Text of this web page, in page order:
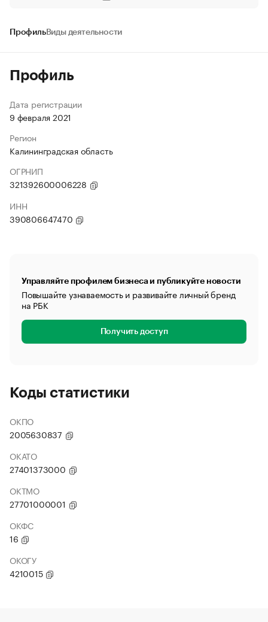
ПрофильВиды деятельности
Профиль
Дата регистрации
9 февраля 2021
Регион
Калининградская область
ОГРНИП
321392600006228
ИНН
390806647470
Управляйте профилем бизнеса и публикуйте новости
Повышайте узнаваемость и развивайте личный бренд
на РБК
Получить доступ
Коды статистики
ОКПО
2005630837
ОКАТО
27401373000
ОКТМО
27701000001
ОКФС
16
ОКОГУ
4210015